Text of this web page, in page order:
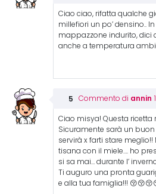
Ciao ciao, rifatta qualche
millefiori un po’ densino..
mappazzone indurito, dici
anche a temperatura
Commento di annin
Ciao misya! Questa ricetta
Sicuramente sarà un
servirà x farti stare
tisana con il miele…. ho
si sa mai… durante l’
Ti auguro una pronta
e alla tua famiglia!!!